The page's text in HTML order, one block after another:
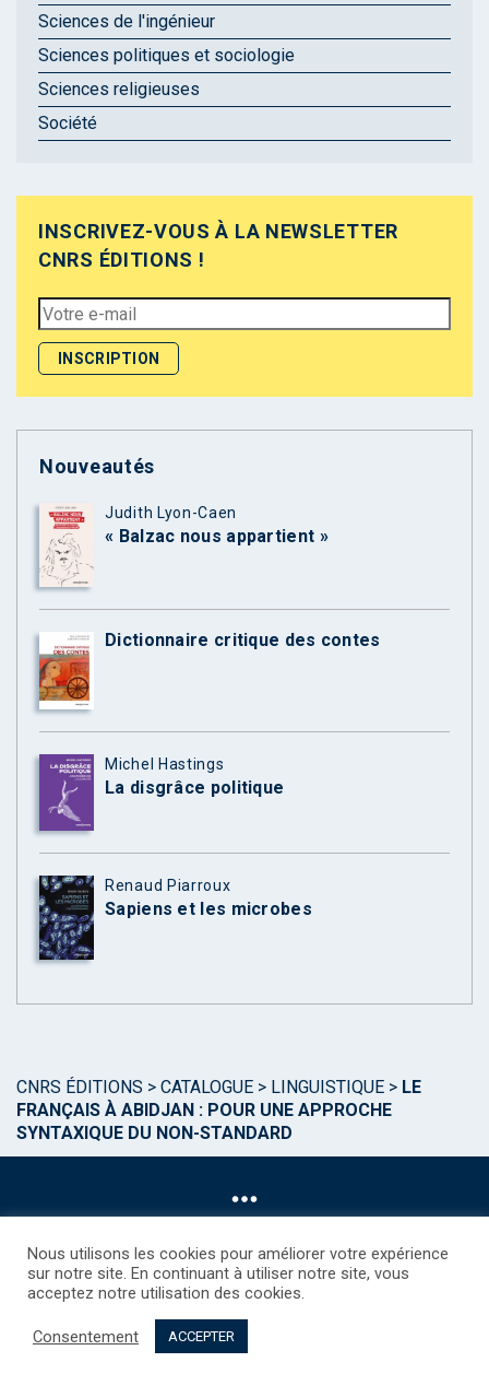
Sciences de l'ingénieur
Sciences politiques et sociologie
Sciences religieuses
Société
INSCRIVEZ-VOUS À LA NEWSLETTER
CNRS ÉDITIONS !
Nouveautés
Judith Lyon-Caen
« Balzac nous appartient »
Dictionnaire critique des contes
Michel Hastings
La disgrâce politique
Renaud Piarroux
Sapiens et les microbes
CNRS ÉDITIONS > CATALOGUE > LINGUISTIQUE > LE
FRANÇAIS À ABIDJAN : POUR UNE APPROCHE
SYNTAXIQUE DU NON-STANDARD
©CNRS EDITIONS 2025
Droits étrangers / Foreign rights
Nous utilisons les cookies pour améliorer votre expérience
sur notre site. En continuant à utiliser notre site, vous
acceptez notre utilisation des cookies.
Consentement ACCEPTER